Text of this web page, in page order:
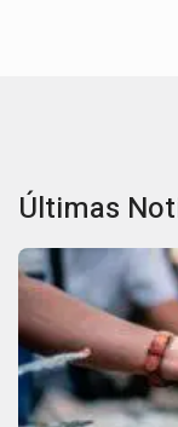
Últimas